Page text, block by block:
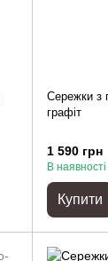
Сережки з
графіт
1 590 грн
В наявності
Купити